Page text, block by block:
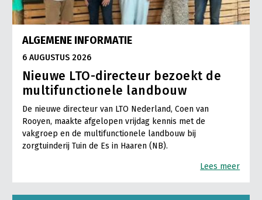
ALGEMENE INFORMATIE
6 AUGUSTUS 2026
Nieuwe LTO-directeur bezoekt de
multifunctionele landbouw
De nieuwe directeur van LTO Nederland, Coen van
Rooyen, maakte afgelopen vrijdag kennis met de
vakgroep en de multifunctionele landbouw bij
zorgtuinderij Tuin de Es in Haaren (NB).
Lees meer